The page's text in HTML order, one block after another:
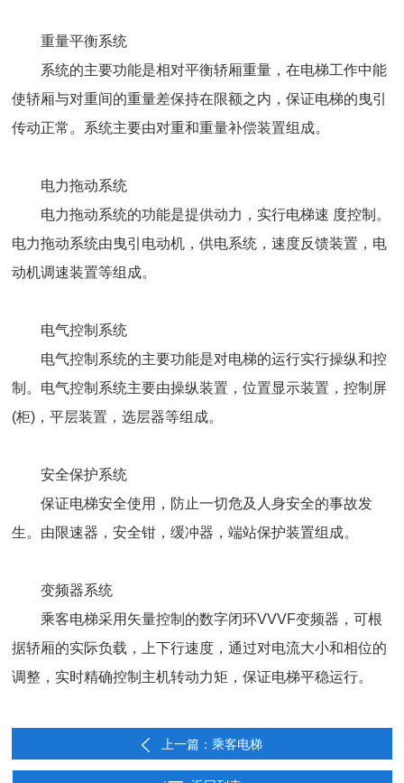
重量平衡系统
系统的主要功能是相对平衡轿厢重量，在电梯工作中能
使轿厢与对重间的重量差保持在限额之内，保证电梯的曳引
传动正常。系统主要由对重和重量补偿装置组成。
电力拖动系统
电力拖动系统的功能是提供动力，实行电梯速 度控制。
电力拖动系统由曳引电动机，供电系统，速度反馈装置，电
动机调速装置等组成。
电气控制系统
电气控制系统的主要功能是对电梯的运行实行操纵和控
制。电气控制系统主要由操纵装置，位置显示装置，控制屏
(柜)，平层装置，选层器等组成。
安全保护系统
保证电梯安全使用，防止一切危及人身安全的事故发
生。由限速器，安全钳，缓冲器，端站保护装置组成。
变频器系统
乘客电梯采用矢量控制的数字闭环VVVF变频器，可根
据轿厢的实际负载，上下行速度，通过对电流大小和相位的
调整，实时精确控制主机转动力矩，保证电梯平稳运行。
上一篇：乘客电梯